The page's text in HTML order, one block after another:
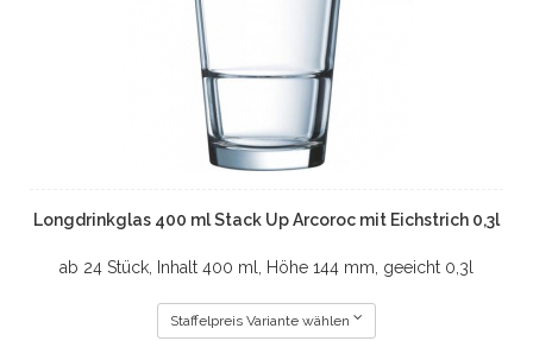
Longdrinkglas 400 ml Stack Up Arcoroc mit Eichstrich 0,3l
ab 24 Stück, Inhalt 400 ml, Höhe 144 mm, geeicht 0,3l
Staffelpreis Variante wählen